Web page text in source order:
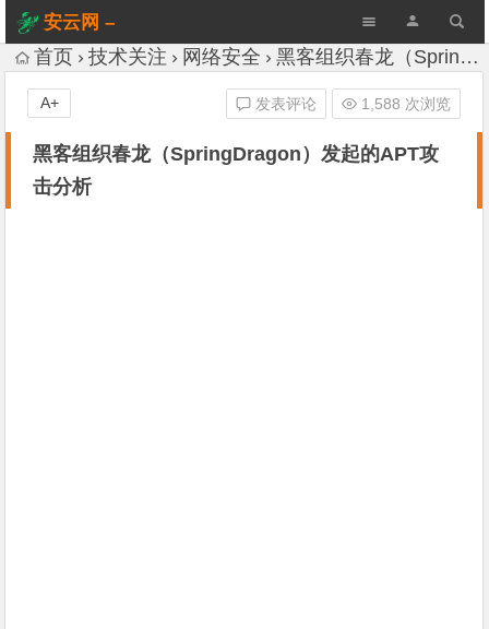
安云网 –
AnYun.ORG
首页 技术关注 网络安全 黑客组织春龙（SpringDragon）发起的APT攻击分析
黑客组织春龙（SpringDragon）发起的APT攻
击分析
发表评论 1,588 次浏览
A+